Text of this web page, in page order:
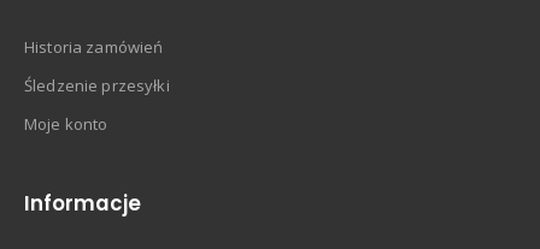
Historia zamówień
Śledzenie przesyłki
Moje konto
Informacje